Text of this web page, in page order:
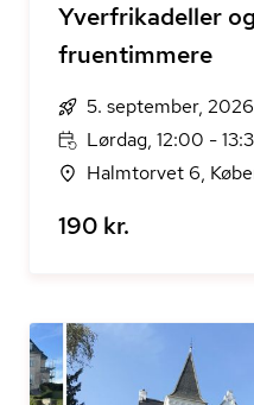
Yverfrikadeller
fruentimmere
5. september, 2026
Lørdag, 12:00 -
Halmtorvet 6,
190 kr.